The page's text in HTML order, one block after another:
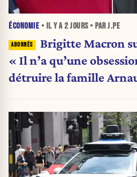
ÉCONOMIE • IL Y A 2 JOURS• PAR J.PE
Brigitte Macron
« Il n’a qu’une
détruire la famille